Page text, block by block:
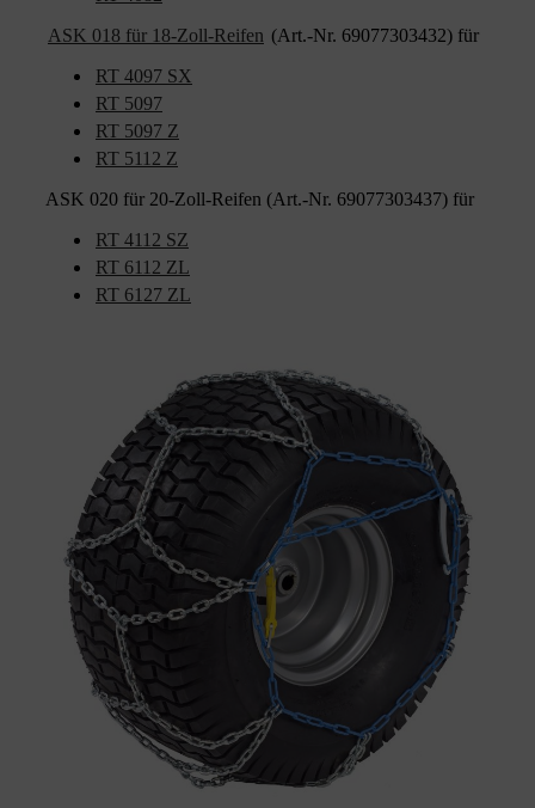
ASK 018 für 18-Zoll-Reifen (Art.-Nr. 69077303432) für
RT 4097 SX
RT 5097
RT 5097 Z
RT 5112 Z
ASK 020 für 20-Zoll-Reifen (Art.-Nr. 69077303437) für
RT 4112 SZ
RT 6112 ZL
RT 6127 ZL